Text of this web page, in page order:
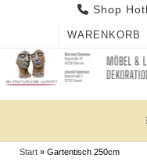
Shop
WARENKORB
Start » Gartentisch 250cm